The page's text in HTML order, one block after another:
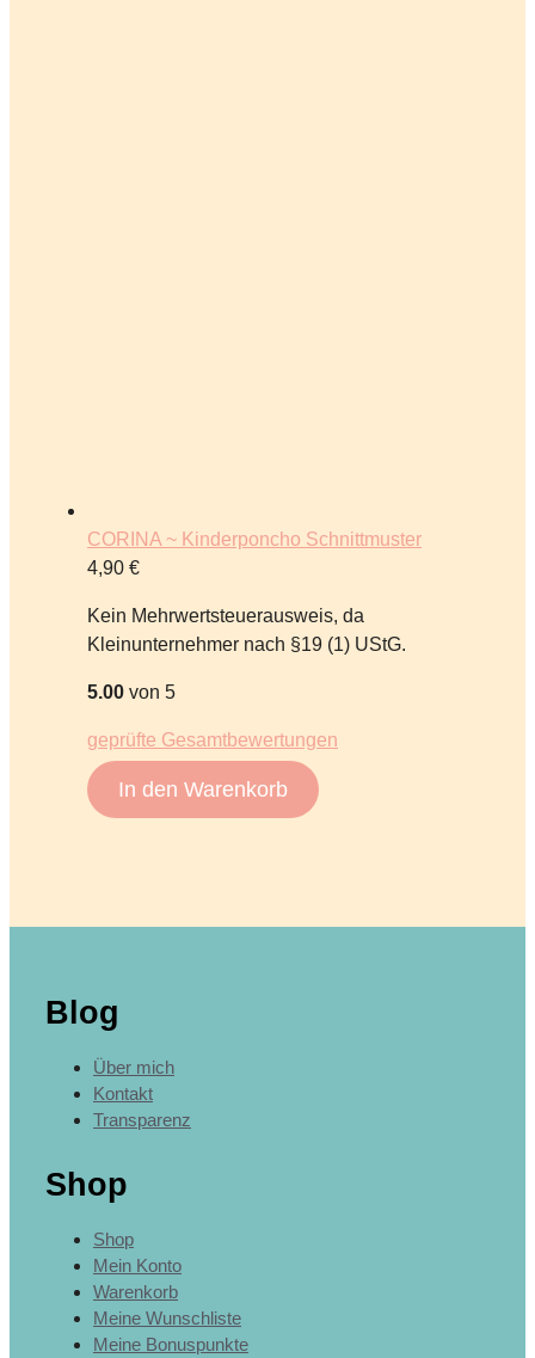
CORINA ~ Kinderponcho Schnittmuster
4,90 €
Kein Mehrwertsteuerausweis, da
Kleinunternehmer nach §19 (1) UStG.
5.00 von 5
geprüfte Gesamtbewertungen
In den Warenkorb
Blog
Über mich
Kontakt
Transparenz
Shop
Shop
Mein Konto
Warenkorb
Meine Wunschliste
Meine Bonuspunkte